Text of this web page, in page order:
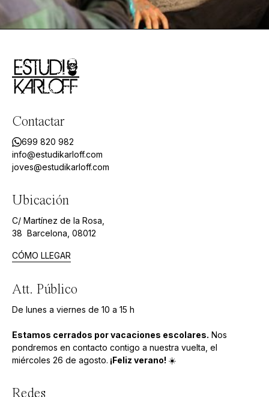
Contactar
699 820 982
info@estudikarloff.com
joves@estudikarloff.com
Ubicación
C/ Martínez de la Rosa,
38 Barcelona, 08012
CÓMO LLEGAR
Att. Público
De lunes a viernes de 10 a 15 h
Estamos cerrados por vacaciones escolares. Nos
pondremos en contacto contigo a nuestra vuelta, el
miércoles 26 de agosto. ¡Feliz verano! ☀️
Redes